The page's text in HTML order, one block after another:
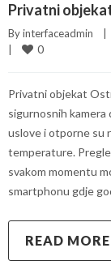
Privatni
By interfaceadmin
0
Privatni objekat
sigurnosnih kamera
uslove i otporne su
temperature.
svakom momentu
smartphonu gdje
READ MORE